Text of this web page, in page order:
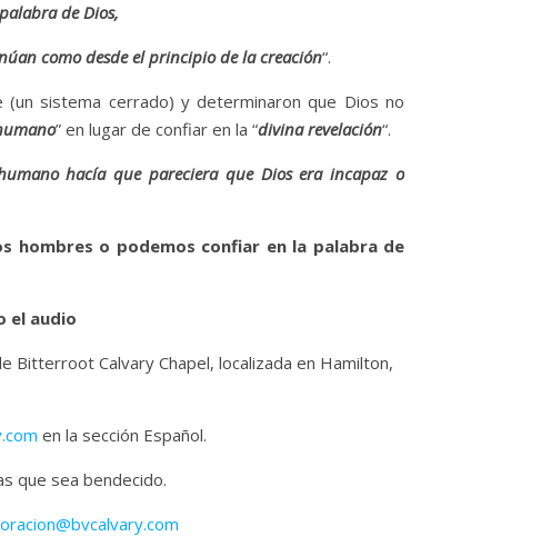
de Dios,
como desde el principio de la creación“.
sistema cerrado) y determinaron que Dios no
” en lugar de confiar en la “divina revelación“.
hacía que pareciera que Dios era incapaz o
hombres o podemos confiar en la palabra de
el audio
Bitterroot Calvary Chapel, localizada en Hamilton,
en la sección Español.
que sea bendecido.
oracion@bvcalvary.com